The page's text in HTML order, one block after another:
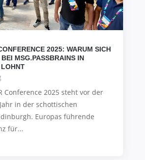
2025: WARUM SICH
MSG.PASSBRAINS IN
Conference 2025 steht vor der
in der schottischen
Europas führende
für...